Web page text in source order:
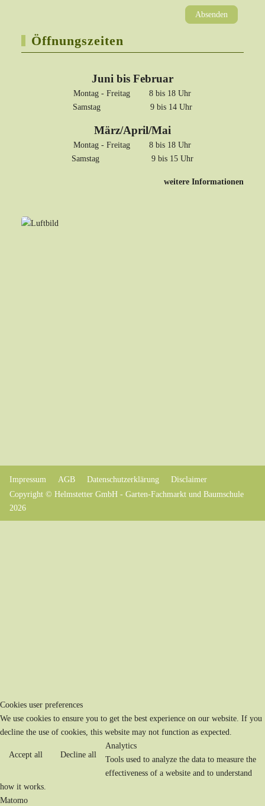
Absenden
Öffnungszeiten
Juni bis Februar
Montag - Freitag 8 bis 18 Uhr
Samstag 9 bis 14 Uhr
März/April/Mai
Montag - Freitag 8 bis 18 Uhr
Samstag 9 bis 15 Uhr
weitere Informationen
Impressum AGB Datenschutzerklärung
Disclaimer
Copyright © Helmstetter GmbH - Garten-Fachmarkt und Baumschule
2026
Cookies user preferences
We use cookies to ensure you to get the best experience on our website. If you
decline the use of cookies, this website may not function as expected.
Accept all Decline all
Analytics
Tools used to analyze the data to measure the
effectiveness of a website and to understand
how it works.
Matomo